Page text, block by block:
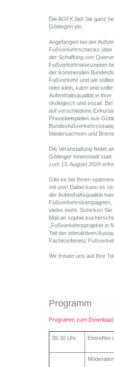
Die AGFK lädt Sie ganz
Göttingen ein.
Angefangen bei der
Fußverkehrschecks über
der Schaffung von
Fußverkehrskonzepten
der kommenden
Fußverkehr und wir
oder klein, kann und
Aufenthaltsqualität in
ökologisch und sozial.
auf verschiedene
Praxisbeispielen aus
Niedersachsen und
Die Veranstaltung findet
Göttinger Innenstadt
zum 13. August 2024
Gibt es bei Ihnen
mit uns! Dabei kann es
der Aufenthaltsqualität
Fußverkehrskampagnen,
vieles mehr. Schicken
Mail an
„Fußverkehrsprojekte in
Teil der interaktiven
Fachkonferenz
Wir freuen uns auf Ihre
Programm
Programm zum
09.30 Uhr Eintreffen